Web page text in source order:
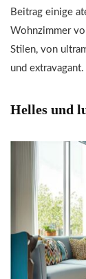
Beitrag einige
Wohnzimmer
Stilen, von
und
Helles und